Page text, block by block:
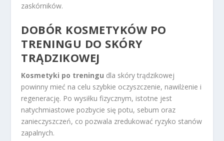
zaskórników.
DOBÓR KOSMETYKÓW PO
TRENINGU DO SKÓRY
TRĄDZIKOWEJ
Kosmetyki po treningu dla skóry trądzikowej
powinny mieć na celu szybkie oczyszczenie, nawilżenie i
regenerację. Po wysiłku fizycznym, istotne jest
natychmiastowe pozbycie się potu, sebum oraz
zanieczyszczeń, co pozwala zredukować ryzyko stanów
zapalnych.